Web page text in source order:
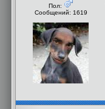
Пол:
Сообщений: 1619